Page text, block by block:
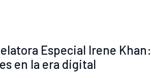
Especial Irene Khan:
en la era digital